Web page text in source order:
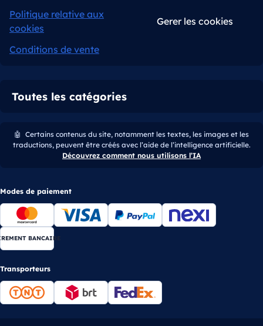
Politique relative aux
cookies
Gerer les cookies
Conditions de vente
Toutes les catégories
🤖 Certains contenus du site, notamment les textes, les images et les
traductions, peuvent être créés avec l’aide de l’intelligence artificielle.
Découvrez comment nous utilisons l’IA
Modes de paiement
BANCAIRE
Transporteurs